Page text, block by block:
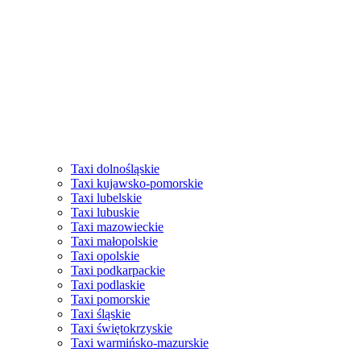
Taxi dolnośląskie
Taxi kujawsko-pomorskie
Taxi lubelskie
Taxi lubuskie
Taxi mazowieckie
Taxi małopolskie
Taxi opolskie
Taxi podkarpackie
Taxi podlaskie
Taxi pomorskie
Taxi śląskie
Taxi świętokrzyskie
Taxi warmińsko-mazurskie